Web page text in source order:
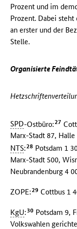
Prozent und im
Prozent. Dabei
an erster und der
Stelle.
Organisierte
SPD-Ostbüro:27
Marx-Stadt 87,
NTS:28 Potsdam 1
Marx-Stadt 500,
Neubrandenburg 4
ZOPE:29 Cottbus 1
KgU:30 Potsdam 9,
Volkswahlen